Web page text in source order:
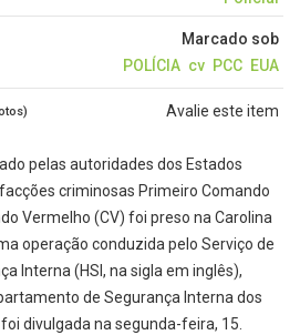
Marcado sob
POLÍCIA cv PCC EUA
Avalie este item
pelas autoridades dos Estados
criminosas Primeiro Comando
Vermelho (CV) foi preso na Carolina
operação conduzida pelo Serviço de
Interna (HSI, na sigla em inglês),
de Segurança Interna dos
divulgada na segunda-feira, 15.